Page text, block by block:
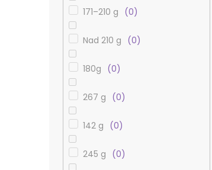
171–210 g 0
Nad 210 g 0
180g 0
267 g 0
142 g 0
245 g 0